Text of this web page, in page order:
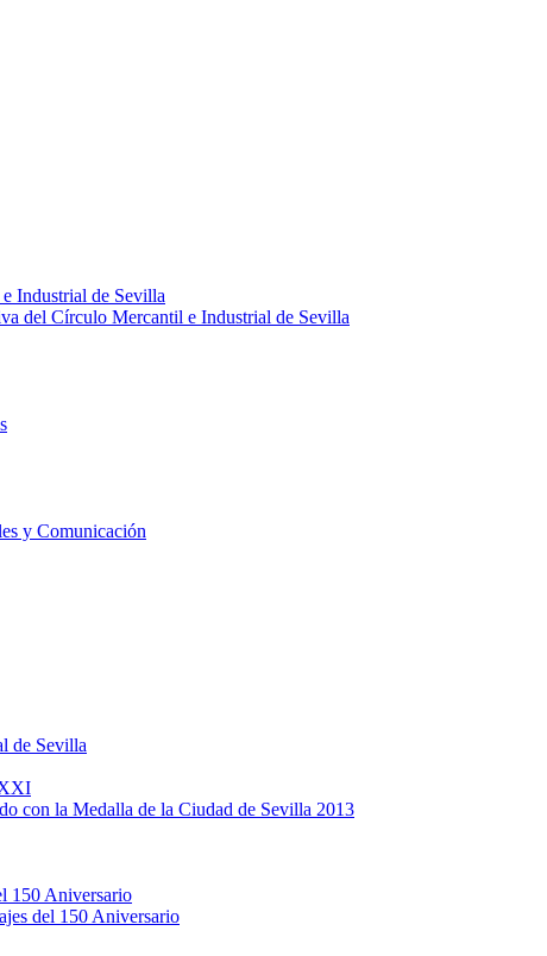
Industrial de Sevilla
del Círculo Mercantil e Industrial de Sevilla
y Comunicación
de Sevilla
con la Medalla de la Ciudad de Sevilla 2013
150 Aniversario
del 150 Aniversario